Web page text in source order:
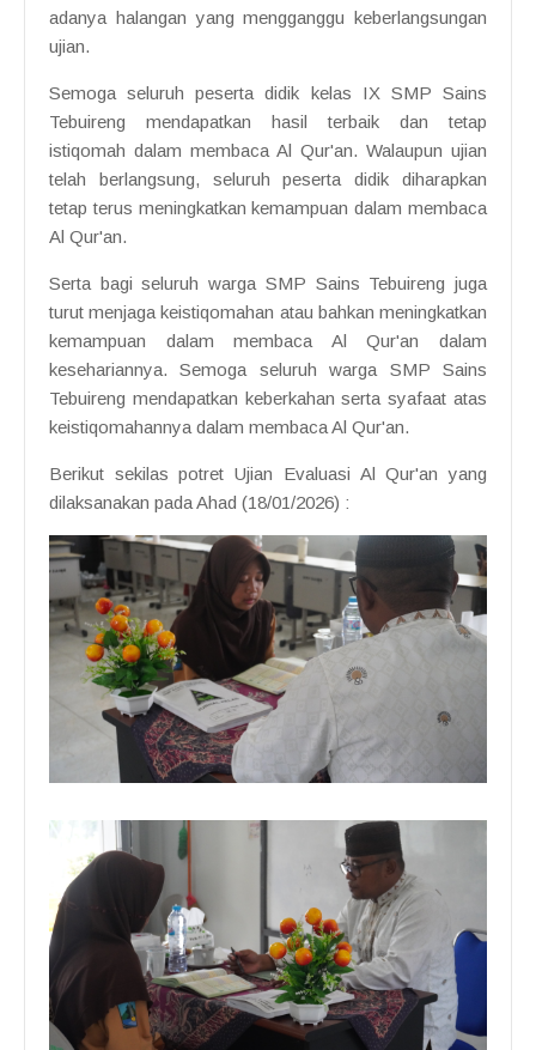
adanya halangan yang mengganggu keberlangsungan
ujian.
Semoga seluruh peserta didik kelas IX SMP Sains
Tebuireng mendapatkan hasil terbaik dan tetap
istiqomah dalam membaca Al Qur'an. Walaupun ujian
telah berlangsung, seluruh peserta didik diharapkan
tetap terus meningkatkan kemampuan dalam membaca
Al Qur'an.
Serta bagi seluruh warga SMP Sains Tebuireng juga
turut menjaga keistiqomahan atau bahkan meningkatkan
kemampuan dalam membaca Al Qur'an dalam
kesehariannya. Semoga seluruh warga SMP Sains
Tebuireng mendapatkan keberkahan serta syafaat atas
keistiqomahannya dalam membaca Al Qur'an.
Berikut sekilas potret Ujian Evaluasi Al Qur'an yang
dilaksanakan pada Ahad (18/01/2026) :